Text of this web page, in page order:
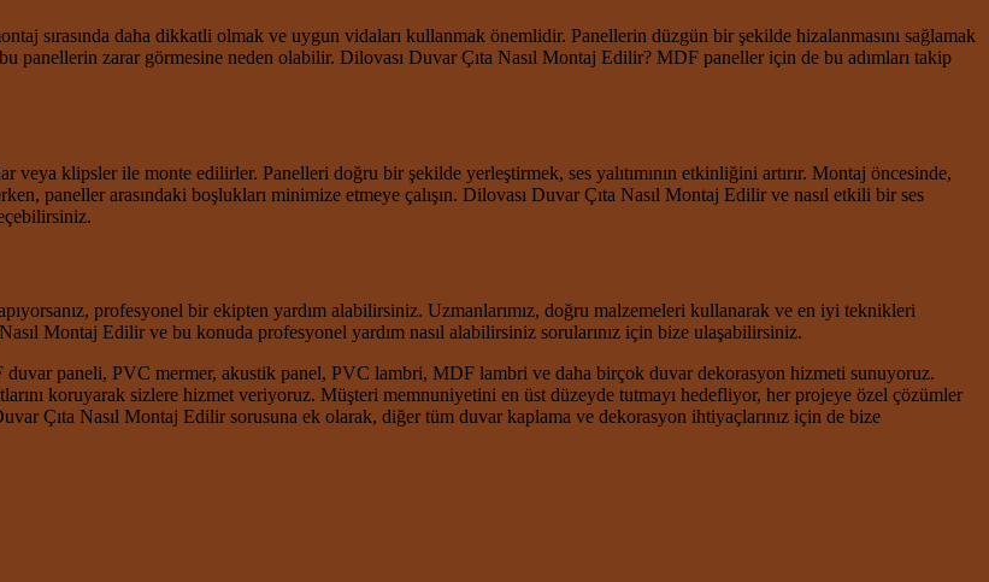
sırasında daha dikkatli olmak ve uygun vidaları kullanmak önemlidir. Panellerin düzgün bir şekilde hizalanmasını sağlamak
panellerin zarar görmesine neden olabilir. Dilovası Duvar Çıta Nasıl Montaj Edilir? MDF paneller için de bu adımları takip
veya klipsler ile monte edilirler. Panelleri doğru bir şekilde yerleştirmek, ses yalıtımının etkinliğini artırır. Montaj öncesinde,
paneller arasındaki boşlukları minimize etmeye çalışın. Dilovası Duvar Çıta Nasıl Montaj Edilir ve nasıl etkili bir ses
profesyonel bir ekipten yardım alabilirsiniz. Uzmanlarımız, doğru malzemeleri kullanarak ve en iyi teknikleri
Montaj Edilir ve bu konuda profesyonel yardım nasıl alabilirsiniz sorularınız için bize ulaşabilirsiniz.
paneli, PVC mermer, akustik panel, PVC lambri, MDF lambri ve daha birçok duvar dekorasyon hizmeti sunuyoruz.
koruyarak sizlere hizmet veriyoruz. Müşteri memnuniyetini en üst düzeyde tutmayı hedefliyor, her projeye özel çözümler
Çıta Nasıl Montaj Edilir sorusuna ek olarak, diğer tüm duvar kaplama ve dekorasyon ihtiyaçlarınız için de bize